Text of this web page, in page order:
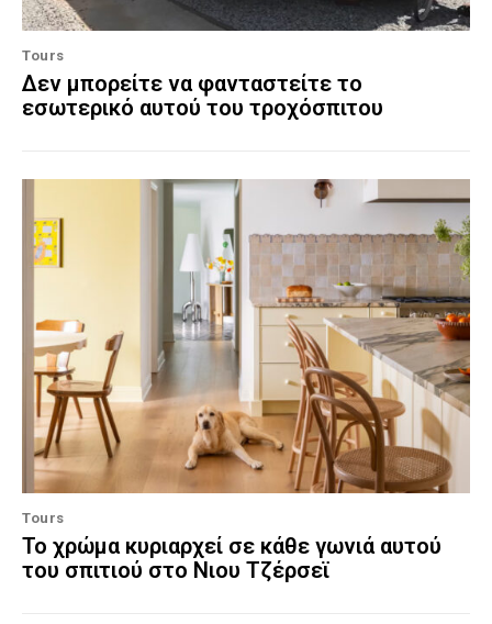
Tours
Δεν μπορείτε να φανταστείτε το
εσωτερικό αυτού του τροχόσπιτου
Tours
Το χρώμα κυριαρχεί σε κάθε γωνιά αυτού
του σπιτιού στο Νιου Τζέρσεϊ